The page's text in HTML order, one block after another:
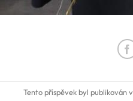
Tento příspěvek byl publikován v